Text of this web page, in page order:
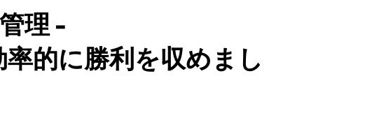
理 -
的に勝利を収めまし